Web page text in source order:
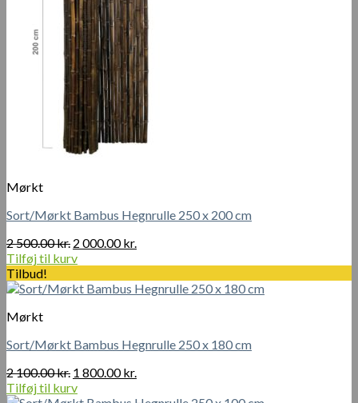
Mørkt
Sort/Mørkt Bambus Hegnrulle 250 x 200 cm
2 500.00kr. Den
oprindelige
var:
2 000.00kr.
er:
Tilføj til kurv
Tilbud!
Mørkt
Sort/Mørkt Bambus Hegnrulle 250 x 180 cm
2 100.00kr. Den
oprindelige
1 800.00kr.
Tilføj til kurv